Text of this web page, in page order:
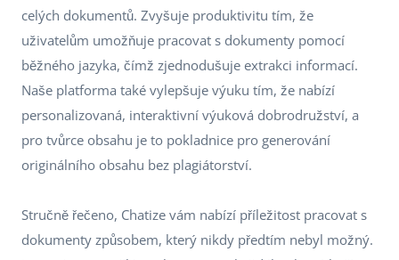
celých dokumentů. Zvyšuje produktivitu tím, že
uživatelům umožňuje pracovat s dokumenty pomocí
běžného jazyka, čímž zjednodušuje extrakci informací.
Naše platforma také vylepšuje výuku tím, že nabízí
personalizovaná, interaktivní výuková dobrodružství, a
pro tvůrce obsahu je to pokladnice pro generování
originálního obsahu bez plagiátorství.
Stručně řečeno, Chatize vám nabízí příležitost pracovat s
dokumenty způsobem, který nikdy předtím nebyl možný.